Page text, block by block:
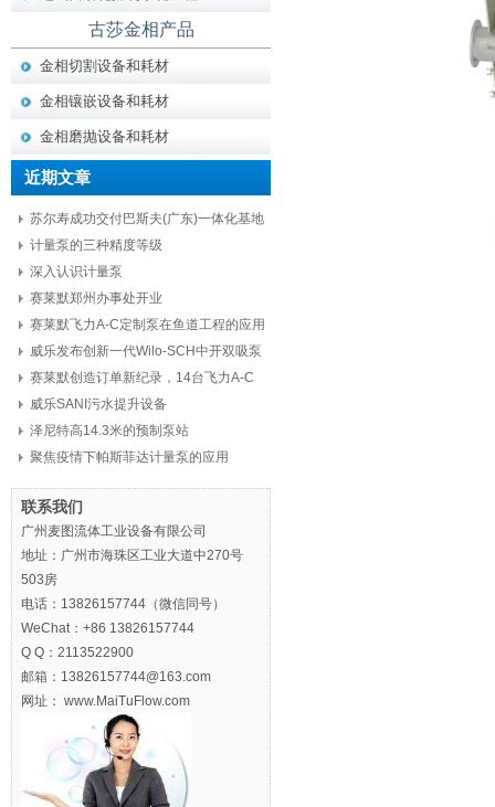
古莎金相产品
金相切割设备和耗材
金相镶嵌设备和耗材
金相磨抛设备和耗材
近期文章
苏尔寿成功交付巴斯夫(广东)一体化基地
项目核心设备
计量泵的三种精度等级
深入认识计量泵
赛莱默郑州办事处开业
赛莱默飞力A-C定制泵在鱼道工程的应用
威乐发布创新一代Wilo-SCH中开双吸泵
赛莱默创造订单新纪录，14台飞力A-C
定制泵，8亿元
威乐SANI污水提升设备
泽尼特高14.3米的预制泵站
聚焦疫情下帕斯菲达计量泵的应用
联系我们
广州麦图流体工业设备有限公司
地址：广州市海珠区工业大道中270号
503房
电话：13826157744（微信同号）
WeChat：+86 13826157744
Q Q：2113522900
邮箱：13826157744@163.com
网址： www.MaiTuFlow.com